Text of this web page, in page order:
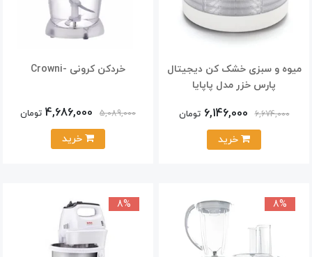
میوه و سبزی خشک کن دیجیتال
پارس خزر مدل پاپایا
6,674,000
6,146,000 تومان
خردکن کرونی -Crowni
5,089,000
4,686,000 تومان
8%
8%